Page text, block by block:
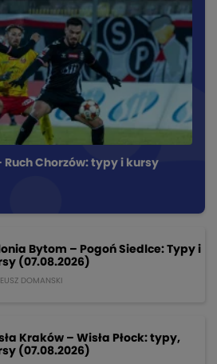
Ruch Chorzów: typy i kursy
Bytom – Pogoń Siedlce: Typy i
(07.08.2026)
DOMANSKI
Kraków – Wisła Płock: typy,
(07.08.2026)